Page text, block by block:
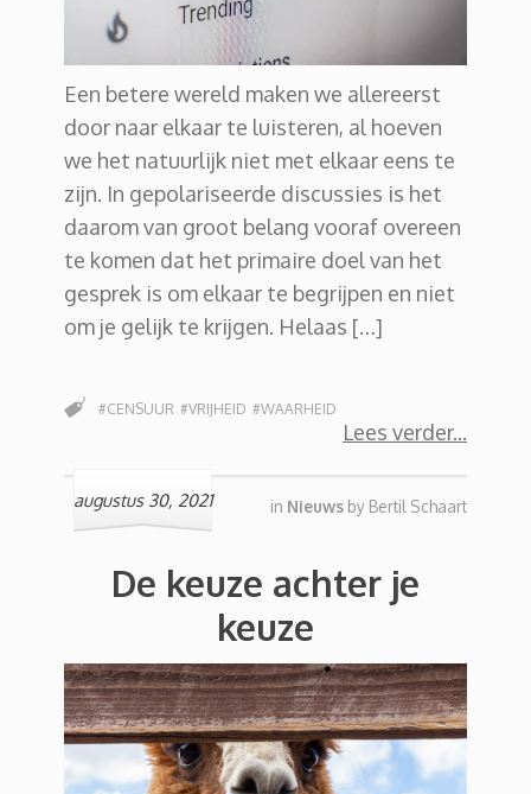
Een betere wereld maken we allereerst
door naar elkaar te luisteren, al hoeven
we het natuurlijk niet met elkaar eens te
zijn. In gepolariseerde discussies is het
daarom van groot belang vooraf overeen
te komen dat het primaire doel van het
gesprek is om elkaar te begrijpen en niet
om je gelijk te krijgen. Helaas […]
Lees verder
#CENSUUR #VRIJHEID #WAARHEID
augustus 30, 2021 in Nieuws by Bertil Schaart
De keuze achter je
keuze